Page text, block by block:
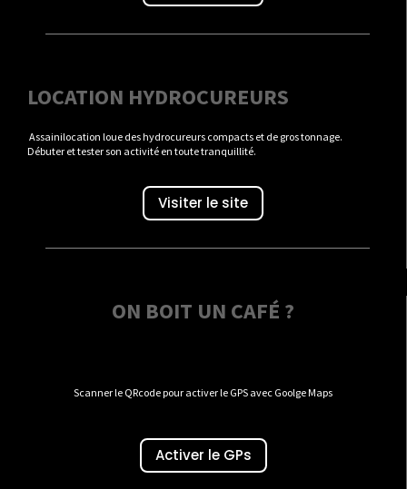
LOCATION HYDROCUREURS
Assainilocation loue des hydrocureurs compacts et de gros tonnage.
Débuter et tester son activité en toute tranquillité.
Visiter le site
ON BOIT UN CAFÉ ?
Scanner le QRcode pour activer le GPS avec Goolge Maps
Activer le GPs